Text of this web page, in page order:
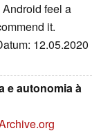
feel a
it.
12.05.2020
e autonomia à